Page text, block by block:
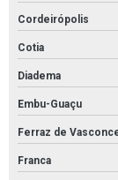
Pintura pu
Pintura quadra de
Pintura sinalização
Pinturas para pisos
Preço de pintura de
Quanto custa o
Cordeirópolis
Cotia
Diadema
Embu-Guaçu
Ferraz de
Franca